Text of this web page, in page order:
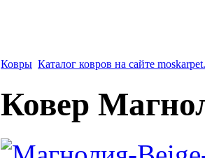
Ковры Каталог ковров на сайте
Ковер